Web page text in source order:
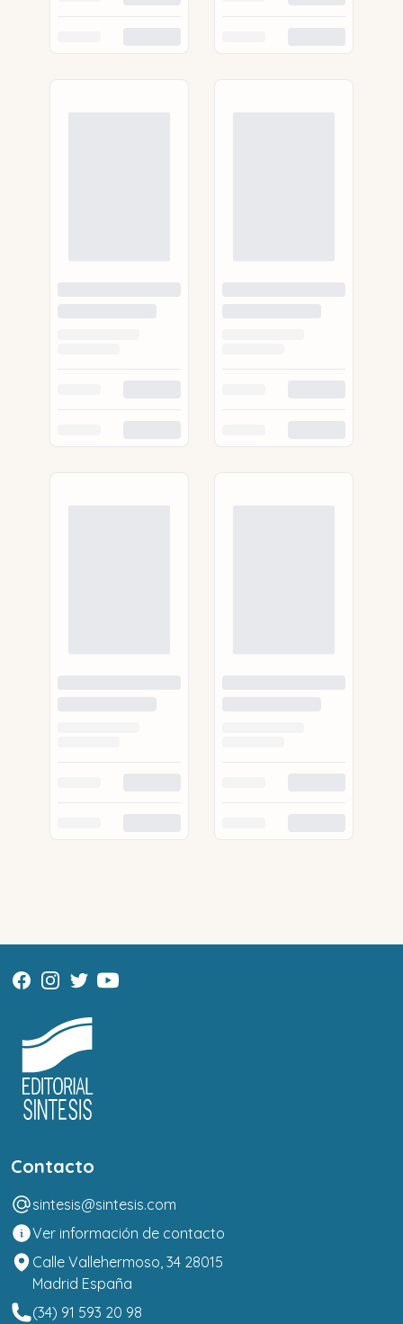
Contacto
sintesis@sintesis.com
Ver información de contacto
Calle Vallehermoso, 34 28015
Madrid España
(34) 91 593 20 98